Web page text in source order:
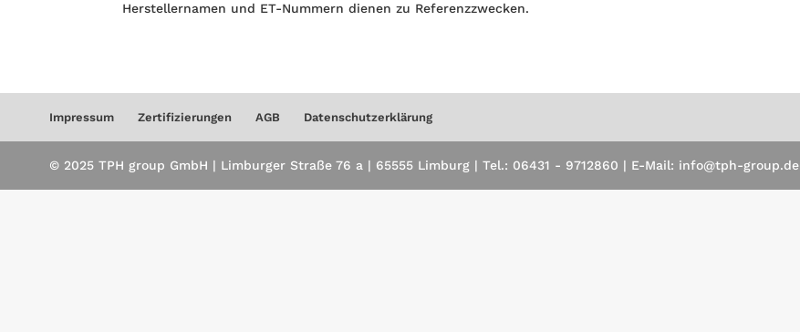
Herstellernamen und ET-Nummern dienen zu Referenzzwecken.
Impressum Zertifizierungen AGB Datenschutzerklärung
© 2025 TPH group GmbH | Limburger Straße 76 a | 65555 Limburg | Tel.: 06431 - 9712860 | E-Mail: info@tph-group.de